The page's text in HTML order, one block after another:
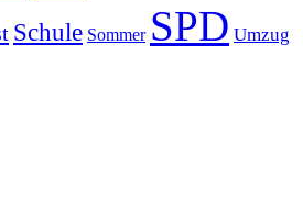
Schule Sommer SPD Umzug